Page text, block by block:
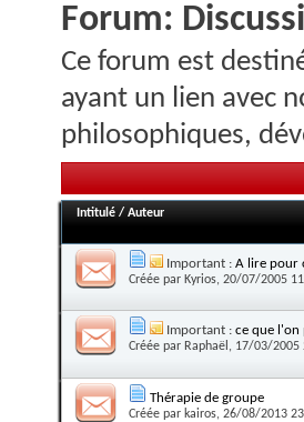
Forum:
Ce forum est
ayant un lien avec
philosophiques,
Intitulé / Auteur
Important : A lire pour
Créée par Kyrios, 20/07/2005
Important : ce que l'on
Créée par Raphaël , 17/03/2005
Thérapie de groupe
Créée par kairos, 26/08/2013